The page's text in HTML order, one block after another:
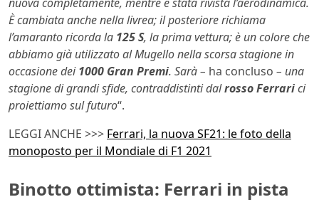
È cambiata anche nella livrea; il posteriore richiama
l’amaranto ricorda la 125 S, la prima vettura; è un colore che
abbiamo già utilizzato al Mugello nella scorsa stagione in
occasione dei1000 Gran Premi. Sarà – ha concluso – una
stagione di grandi sfide, contraddistinti dalrosso Ferrarici
proiettiamo sul futuro“.
LEGGI ANCHE >>> Ferrari, la nuova SF21: le foto della
monoposto per il Mondiale di F1 2021
Binotto ottimista: Ferrari in pista